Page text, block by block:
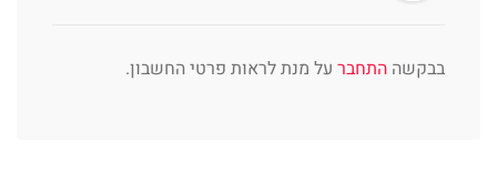
בבקשה התחבר על מנת לראות פרטי החשבון.